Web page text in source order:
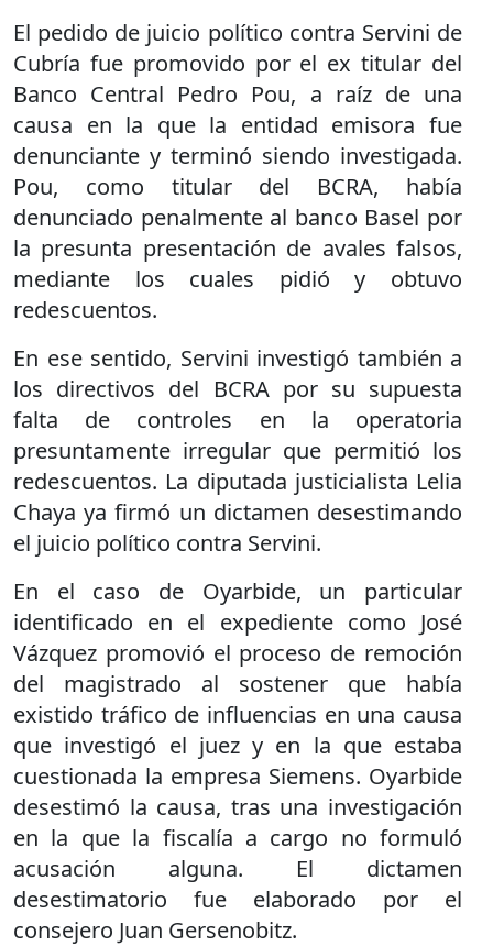
El pedido de juicio político contra Servini de
Cubría fue promovido por el ex titular del
Banco Central Pedro Pou, a raíz de una
causa en la que la entidad emisora fue
denunciante y terminó siendo investigada.
Pou, como titular del BCRA, había
denunciado penalmente al banco Basel por
la presunta presentación de avales falsos,
mediante los cuales pidió y obtuvo
redescuentos.
En ese sentido, Servini investigó también a
los directivos del BCRA por su supuesta
falta de controles en la operatoria
presuntamente irregular que permitió los
redescuentos. La diputada justicialista Lelia
Chaya ya firmó un dictamen desestimando
el juicio político contra Servini.
En el caso de Oyarbide, un particular
identificado en el expediente como José
Vázquez promovió el proceso de remoción
del magistrado al sostener que había
existido tráfico de influencias en una causa
que investigó el juez y en la que estaba
cuestionada la empresa Siemens. Oyarbide
desestimó la causa, tras una investigación
en la que la fiscalía a cargo no formuló
acusación alguna. El dictamen
desestimatorio fue elaborado por el
consejero Juan Gersenobitz.